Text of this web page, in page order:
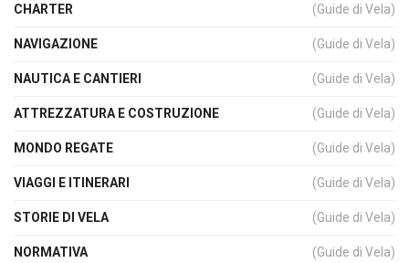
CHARTER (Guide di Vela)
NAVIGAZIONE (Guide di Vela)
NAUTICA E CANTIERI (Guide di Vela)
ATTREZZATURA E COSTRUZIONE (Guide di Vela)
MONDO REGATE (Guide di Vela)
VIAGGI E ITINERARI (Guide di Vela)
STORIE DI VELA (Guide di Vela)
NORMATIVA (Guide di Vela)